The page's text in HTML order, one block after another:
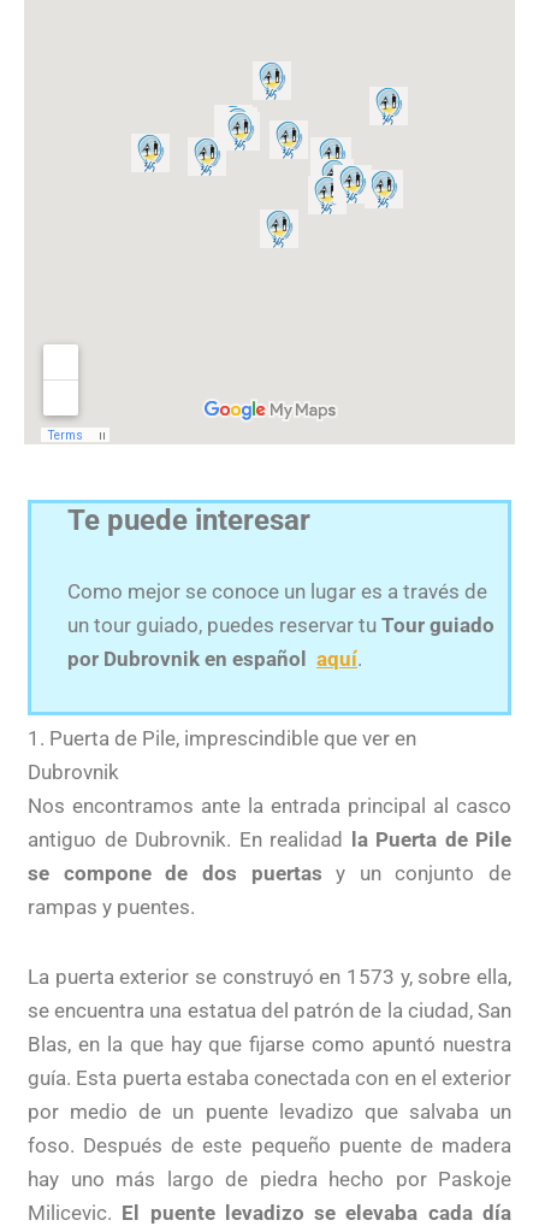
Te puede interesar
Como mejor se conoce un lugar es a través de
un tour guiado, puedes reservar tu Tour guiado
por Dubrovnik en español
aquí.
1. Puerta de Pile, imprescindible que ver en
Dubrovnik
Nos encontramos ante la entrada principal al casco
antiguo de Dubrovnik. En realidad
la Puerta de Pile
se compone de dos puertas y un conjunto de
rampas y puentes.
La puerta exterior se construyó en 1573 y, sobre ella,
se encuentra una estatua del patrón de la ciudad, San
Blas, en la que hay que fijarse como apuntó nuestra
guía. Esta puerta estaba conectada con en el exterior
por medio de un puente levadizo que salvaba un
foso. Después de este pequeño puente de madera
hay uno más largo de piedra hecho por Paskoje
Milicevic. El puente levadizo se elevaba cada día